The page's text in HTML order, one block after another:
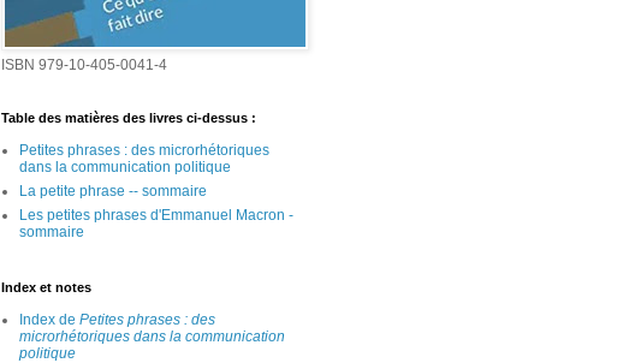
ISBN 979-10-405-0041-4
Table des matières des livres ci-dessus :
Petites phrases : des microrhétoriques
dans la communication politique
La petite phrase -- sommaire
Les petites phrases d'Emmanuel Macron -
sommaire
Index et notes
Index de Petites phrases : des
microrhétoriques dans la communication
politique